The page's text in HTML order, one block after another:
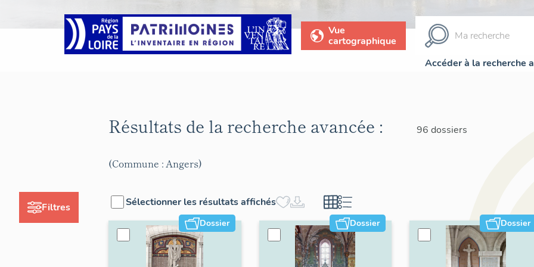
Vue
cartographique
Accéder à la recherche
Filtres
Résultats de la recherche avancée : 96 dossiers
(Commune : Angers)
Sélectionner les résultats affichés
Dossier Dossier Dossier